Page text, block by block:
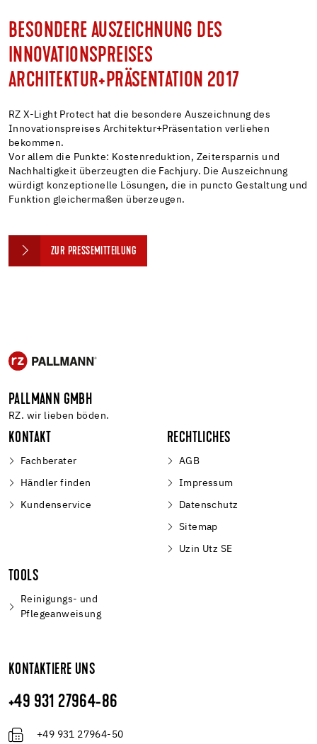
BESONDERE AUSZEICHNUNG DES
INNOVATIONSPREISES
ARCHITEKTUR+PRÄSENTATION 2017
RZ X-Light Protect hat die besondere Auszeichnung des
Innovationspreises Architektur+Präsentation verliehen
bekommen.
Vor allem die Punkte: Kostenreduktion, Zeitersparnis und
Nachhaltigkeit überzeugten die Fachjury. Die Auszeichnung
würdigt konzeptionelle Lösungen, die in puncto Gestaltung und
Funktion gleichermaßen überzeugen.
ZUR PRESSEMITTEILUNG
PALLMANN GMBH
RZ. wir lieben böden.
KONTAKT
Fachberater
Händler finden
Kundenservice
RECHTLICHES
AGB
Impressum
Datenschutz
Sitemap
Uzin Utz SE
TOOLS
Reinigungs- und
Pflegeanweisung
KONTAKTIERE UNS
+49 931 27964-86
+49 931 27964-50